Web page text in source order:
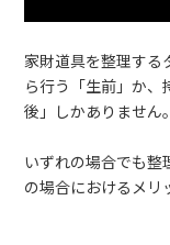
家財道具を整理する
ら行う「生前」か、
後」しかありません。
いずれの場合でも整
の場合におけるメリ